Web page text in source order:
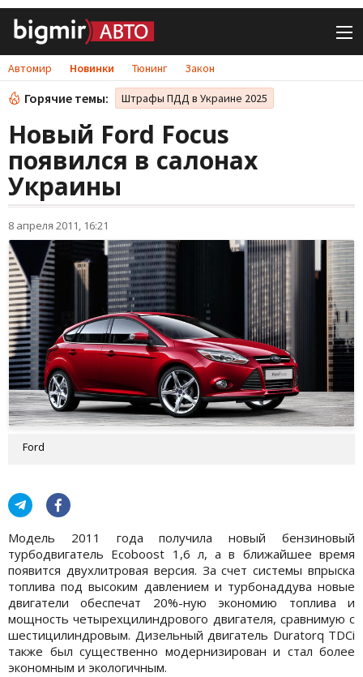
Автомир Новинки Тюнинг Закон
Горячие темы: Штрафы ПДД в Украине 2025
Новый Ford Focus
появился в салонах
Украины
8 апреля 2011, 16:21
Ford
Модель 2011 года получила новый бензиновый
турбодвигатель Ecoboost 1,6 л, а в ближайшее время
появится двухлитровая версия. За счет системы впрыска
топлива под высоким давлением и турбонаддува новые
двигатели обеспечат 20%-ную экономию топлива и
мощность четырехцилиндрового двигателя, сравнимую с
шестицилиндровым. Дизельный двигатель Duratorq TDCi
также был существенно модернизирован и стал более
экономным и экологичным.